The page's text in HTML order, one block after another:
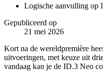
Logische aanvulling op
Gepubliceerd op
21 mei 2026
Kort na de wereldpremière
uitvoeringen, met keuze uit
vandaag kan je de ID.3 Neo